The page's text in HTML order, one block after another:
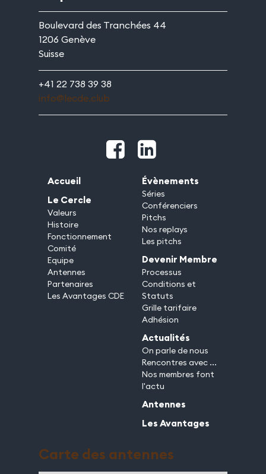
Boulevard des Tranchées 44
1206 Genève
Suisse
+41 22 738 39 38
info@lecde.club
Accueil
Le Cercle
Valeurs
Histoire
Fonctionnement
Comité
Equipe
Antennes
Partenaires
Les Avantages CDE
Évènements
Séries
Conférenciers
Pitchs
Nos replays
Les pitchs
Devenir Membre
Processus
Conditions et
Statuts
Grille tarifaire
Adhésion
Actualités
On parle de nous
Rencontres avec ...
Nos membres font
l'actu
Antennes
Les Avantages
Carte des antennes